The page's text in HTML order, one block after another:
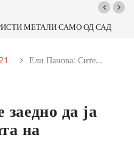
МЕТАЛИ САМО ОД САД
Ели Панова: Сите…
да ја
на